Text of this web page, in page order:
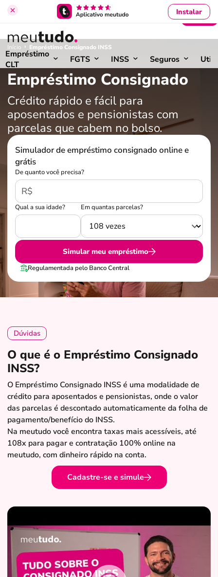
Instalar
Empréstimo
CLT
FGTS INSS Seguros
Entrar
Início › Empréstimo Consignado INSS
Empréstimo Consignado
Crédito rápido e fácil para
aposentados e pensionistas com
parcelas que cabem no bolso.
Simulador de empréstimo consignado online e
grátis
De quanto você precisa?
R$
Qual a sua idade? Em quantas parcelas?
Simular meu empréstimo
Regulamentada pelo Banco Central
Dúvidas
O que é o Empréstimo Consignado
INSS?
O Empréstimo Consignado INSS é uma modalidade de
crédito para aposentados e pensionistas, onde o valor
das parcelas é descontado automaticamente da folha de
pagamento/benefício do INSS.
Na meutudo você encontra taxas mais acessíveis, até
108x para pagar e contratação 100% online na
meutudo, com dinheiro rápido na conta.
Cadastre-se e simule